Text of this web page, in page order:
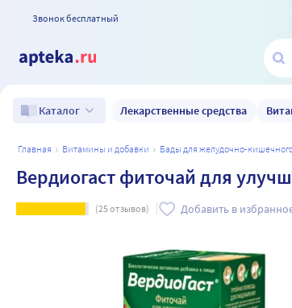
Звонок бесплатный
Каталог Лекарственные средства
главная витамины и добавки бады для желудочно-
Вердиогаст фиточай для
(25отзывов) Добавить в